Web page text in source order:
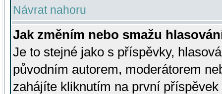
Návrat nahoru
Jak změním nebo smažu
Je to stejné jako s příspěvky,
původním autorem, moderátorem
zahájíte kliknutím na první